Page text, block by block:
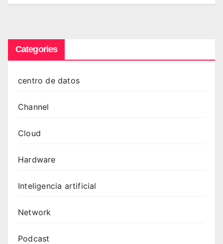
Categories
centro de datos
Channel
Cloud
Hardware
Inteligencia artificial
Network
Podcast